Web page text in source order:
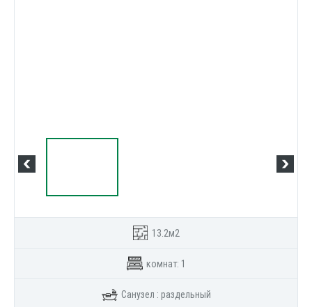
13.2м2
комнат: 1
Санузел : раздельный